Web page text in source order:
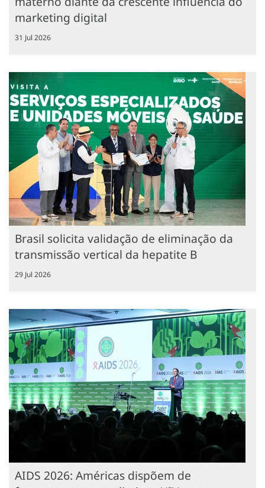
marketing digital
31 Jul 2026
Brasil solicita validação de eliminação da
transmissão vertical da hepatite B
29 Jul 2026
AIDS 2026: Américas dispõem de